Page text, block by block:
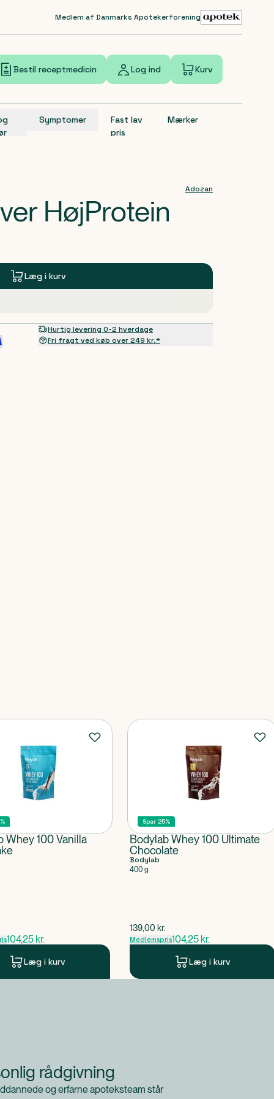
Medlem af Danmarks Apotekerforening
Bestil receptmedicin Log ind Kurv
Symptomer
Fast lav
pris
Mærker
Adozan
HøjProtein
Læg i kurv
Hurtig levering 0-2 hverdage
Fri fragt ved køb over 249 kr.*
Whey 100 Vanilla
104,25 kr.
Læg i kurv
Spar 25%
Bodylab Whey 100 Ultimate
Chocolate
Bodylab
400 g
$gammel pris
139,00 kr.
Medlemspris104,25 kr.
Læg i kurv
rådgivning
og erfarne apoteksteam står